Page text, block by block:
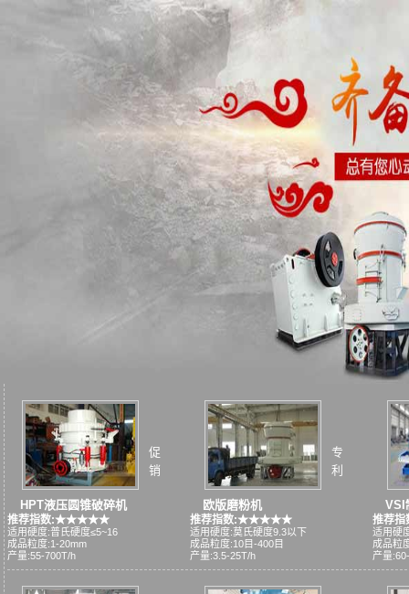
HPT液压圆锥破碎机
推荐指数:★★★★★
适用硬度:普氏硬度≤5~16
成品粒度:1-20mm
产量:55-700T/h
促
销
欧版磨粉机
推荐指数:★★★★★
适用硬度:莫氏硬度9.3以下
成品粒度:10目-400目
产量:3.5-25T/h
专
利
VSI
推荐
适用硬
成品粒
产量